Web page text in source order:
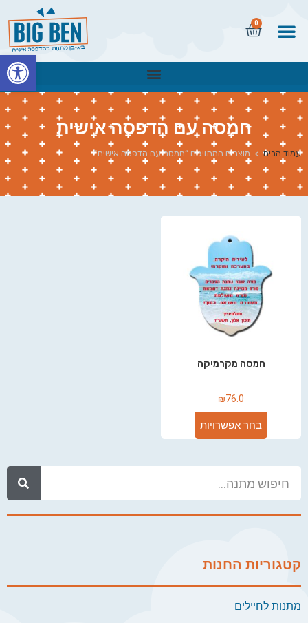
0
חמסה עם הדפסה אישית
עמוד הבית > מוצרים המתויגים “חמסה עם הדפסה אישית”
קטגוריות החנות
מתנות לחיילים
חמסה מקרמיקה
₪76.0
בחר אפשרויות